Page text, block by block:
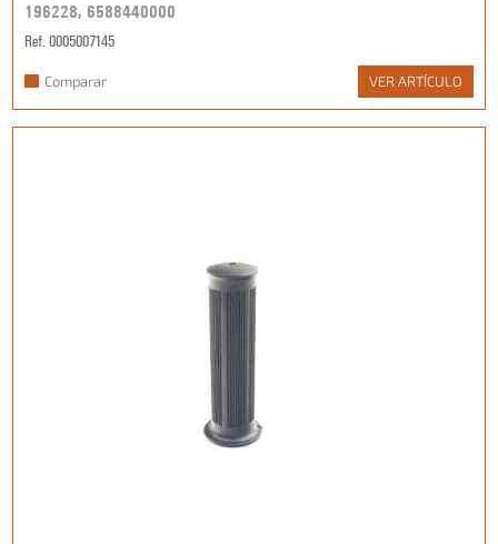
196228, 6588440000
Ref. 0005007145
Comparar VER ARTÍCULO